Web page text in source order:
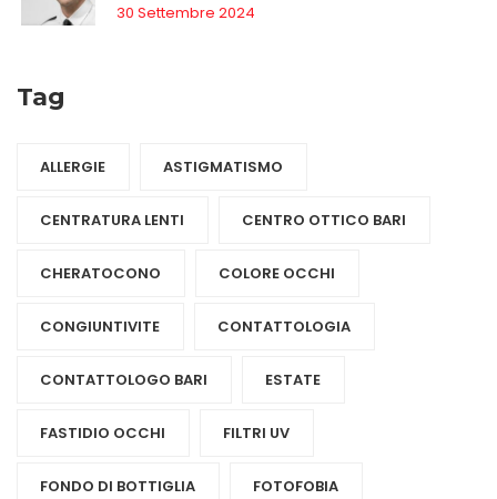
30 Settembre 2024
Tag
ALLERGIE ASTIGMATISMO
CENTRATURA LENTI CENTRO OTTICO BARI
CHERATOCONO COLORE OCCHI
CONGIUNTIVITE CONTATTOLOGIA
CONTATTOLOGO BARI ESTATE
FASTIDIO OCCHI FILTRI UV
FONDO DI BOTTIGLIA FOTOFOBIA